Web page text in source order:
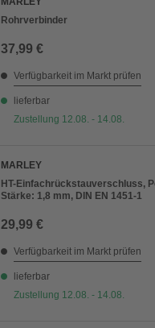
Rohrverbinder
37,99 €
Verfügbarkeit im Markt prüfen
lieferbar
Zustellung 12.08. - 14.08.
MARLEY
HT-Einfachrückstauverschluss,
Stärke: 1,8 mm, DIN EN 1451-1
29,99 €
Verfügbarkeit im Markt prüfen
lieferbar
Zustellung 12.08. - 14.08.